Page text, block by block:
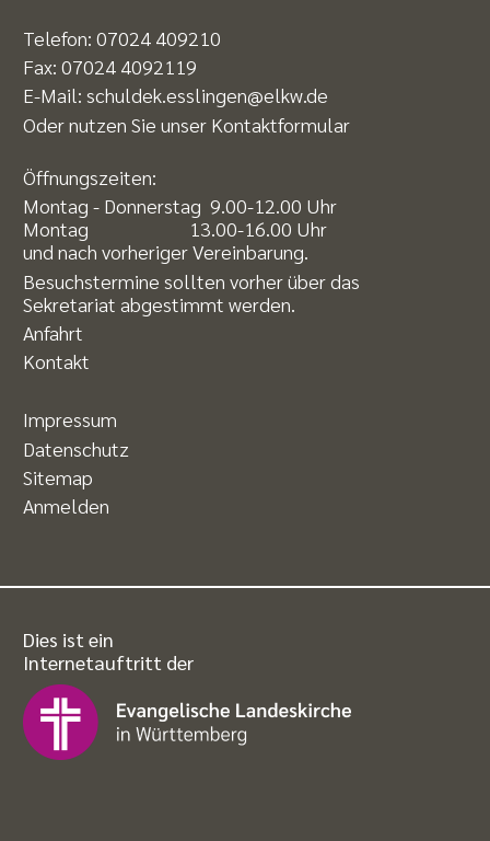
Telefon: 07024 409210
Fax: 07024 4092119
E-Mail: schuldek.esslingen@elkw.de
Oder nutzen Sie unser Kontaktformular
Öffnungszeiten:
Montag - Donnerstag 9.00-12.00 Uhr
Montag 13.00-16.00 Uhr
und nach vorheriger Vereinbarung.
Besuchstermine sollten vorher über das
Sekretariat abgestimmt werden.
Anfahrt
Kontakt
Impressum
Datenschutz
Sitemap
Anmelden
Dies ist ein
Internetauftritt der